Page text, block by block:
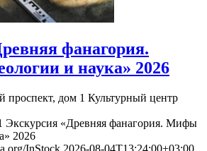
фанагория.
и наука» 2026
проспект, дом 1 Культурный центр
Экскурсия «Древняя фанагория. Мифы
2026
InStock 2026-08-04T13:24:00+03:00